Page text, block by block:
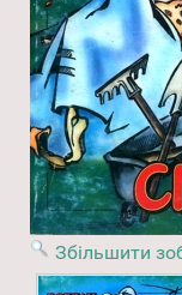
Збільшити